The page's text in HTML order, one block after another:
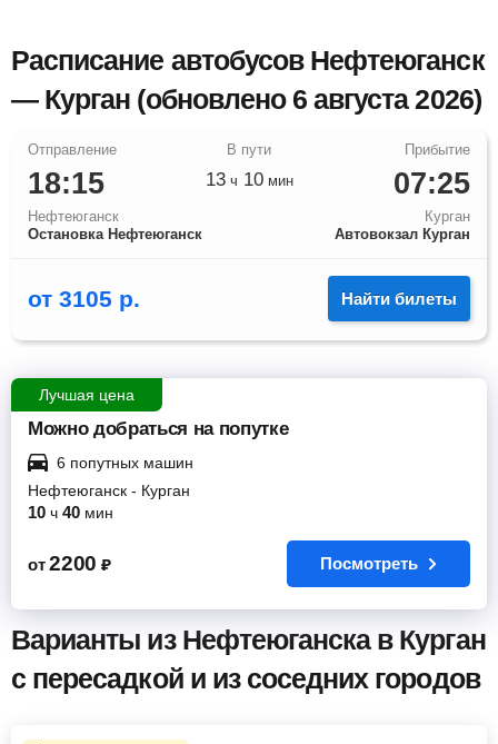
Расписание автобусов Нефтеюганск
— Курган (обновлено 6 августа 2026)
18:15
Нефтеюганск
Остановка Нефтеюганск
07:25
Курган
Автовокзал Курган
13ч 10мин
от 3105 р. Найти билеты
Лучшая цена
Можно добраться на попутке
6 попутных машин
Нефтеюганск - Курган
10 ч 40 мин
от 2200 ₽ Посмотреть
Варианты из Нефтеюганска в Курган
с пересадкой и из соседних городов